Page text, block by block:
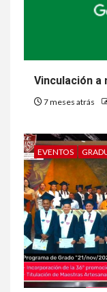
Vinculación
7 meses atrás
EVENTOS